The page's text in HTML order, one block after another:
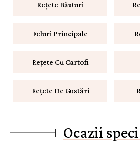
Rețete Băuturi
Feluri Principale
Rețete Cu Cartofi
Rețete De Gustări
Ocazii